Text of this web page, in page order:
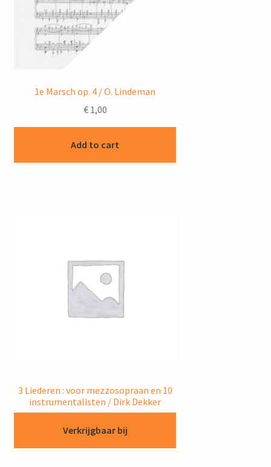
1e Marsch op. 4 / O. Lindeman
€1,00
Add to cart
3 Liederen : voor mezzosopraan en 10
instrumentalisten / Dirk Dekker
Verkrijgbaar bij